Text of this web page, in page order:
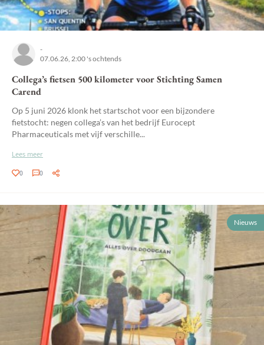
-
07.06.26, 2:00 's ochtends
Collega’s fietsen 500 kilometer voor Stichting Samen
Carend
Op 5 juni 2026 klonk het startschot voor een bijzondere
fietstocht: negen collega’s van het bedrijf Eurocept
Pharmaceuticals met vijf verschille...
Lees meer
0 0
Nieuws